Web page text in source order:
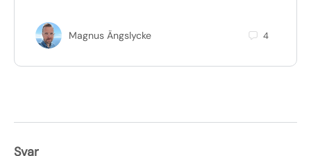
Magnus Ängslycke 4
Svar